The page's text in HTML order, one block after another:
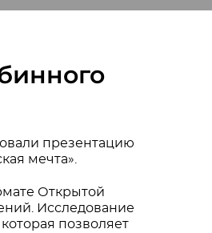
презентацию
мечта».
Открытой
Исследование
позволяет